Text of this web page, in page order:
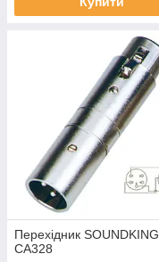
Перехідник SOUNDKING
CA328